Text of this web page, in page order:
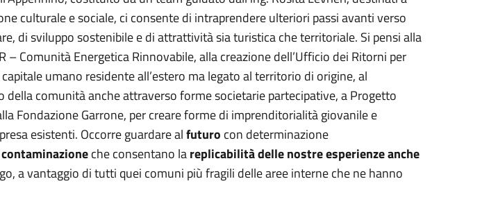
culturale e sociale, ci consente di intraprendere ulteriori passi avanti verso
di sviluppo sostenibile e di attrattività sia turistica che territoriale. Si pensi alla
– Comunità Energetica Rinnovabile, alla creazione dell’Ufficio dei Ritorni per
umano residente all’estero ma legato al territorio di origine, al
comunità anche attraverso forme societarie partecipative, a Progetto
Fondazione Garrone, per creare forme di imprenditorialità giovanile e
esistenti. Occorre guardare alfuturo con determinazione
che consentano lareplicabilità delle nostre esperienze anche
a vantaggio di tutti quei comuni più fragili delle aree interne che ne hanno